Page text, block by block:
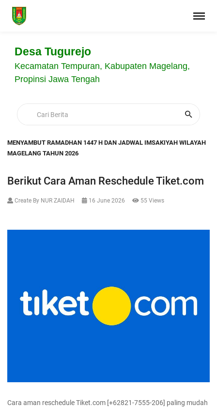
Desa Tugurejo
Kecamatan Tempuran, Kabupaten Magelang,
Propinsi Jawa Tengah
MENYAMBUT RAMADHAN 1447 H DAN JADWAL IMSAKIYAH WILAYAH
MAGELANG TAHUN 2026
Berikut Cara Aman Reschedule Tiket.com
Create By NUR ZAIDAH 16 June 2026 55 Views
Cara aman reschedule Tiket.com [+62821-7555-206] paling mudah